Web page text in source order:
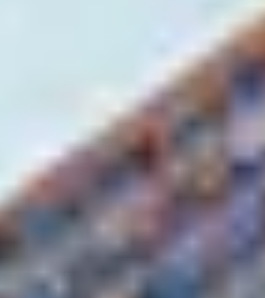
chocolat viennois ou un verre de vin chaud ? De belles
découvertes à faire pendant vos vacances à la
Les meilleures destinations
où partir à la montagne en
Offrez-vous une pause bien méritée en réservant un
séjour tout compris
montagne l’hiver
. Partagez des moments conviviaux à
l’hôtel club montagne Belambra « L’Orée des Pistes »
Cet hiver, vivez l’expérience Belambra en séjournant